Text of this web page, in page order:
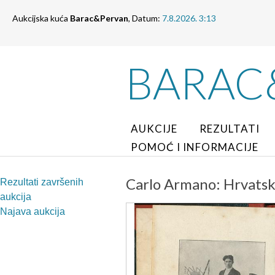
Aukcijska kuća Barac&Pervan, Datum: 7.8.2026. 3:13
AUKCIJE
REZULTATI
POMOĆ I INFORMACIJE
Rezultati završenih
aukcija
Najava aukcija
Carlo Armano: